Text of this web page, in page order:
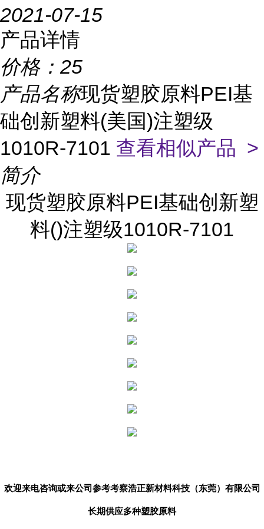
2021-07-15
产品详情
价格： 25
产品名称现货塑胶原料PEI基
础创新塑料(美国)注塑级
1010R-7101 查看相似产品 >
简介
现货塑胶原料PEI基础创新塑
料()注塑级1010R-7101
欢迎来电咨询或来公司参考考察浩正新材料科技（东莞） 有限公司
长期供应多种塑胶原料